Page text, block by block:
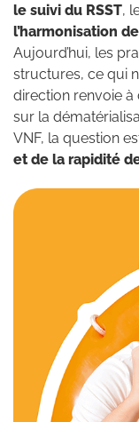
le suivi du RSST,
l’harmonisation
Aujourd’hui, les
structures, ce qui
direction renvoie
sur la
VNF, la question
et de la rapidité